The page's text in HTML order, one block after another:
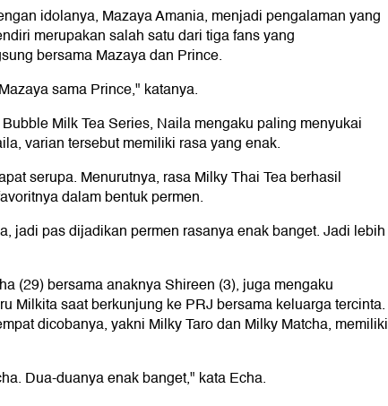
idolanya, Mazaya Amania, menjadi pengalaman yang
merupakan salah satu dari tiga fans yang
bersama Mazaya dan Prince.
sama Prince," katanya.
Milk Tea Series, Naila mengaku paling menyukai
varian tersebut memiliki rasa yang enak.
serupa. Menurutnya, rasa Milky Thai Tea berhasil
dalam bentuk permen.
jadi pas dijadikan permen rasanya enak banget. Jadi lebih
(29) bersama anaknya Shireen (3), juga mengaku
Milkita saat berkunjung ke PRJ bersama keluarga tercinta.
dicobanya, yakni Milky Taro dan Milky Matcha, memiliki
Dua-duanya enak banget," kata Echa.